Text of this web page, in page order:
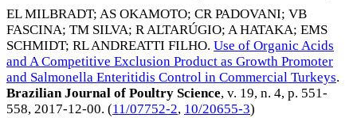
EL MILBRADT; AS OKAMOTO; CR PADOVANI; VB
FASCINA; TM SILVA; R ALTARÚGIO; A HATAKA; EMS
SCHMIDT; RL ANDREATTI FILHO. Use of Organic Acids
and A Competitive Exclusion Product as Growth Promoter
and Salmonella Enteritidis Control in Commercial Turkeys.
Brazilian Journal of Poultry Science, v. 19, n. 4, p. 551-
558, 2017-12-00. (11/07752-2, 10/20655-3)